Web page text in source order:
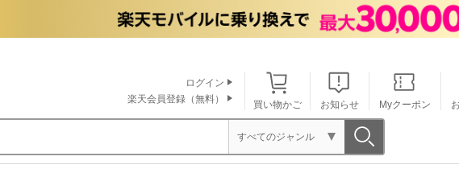
買い物かご お知らせ Myクーポン
ログイン
楽天会員登録（無料）
すべてのジャンル